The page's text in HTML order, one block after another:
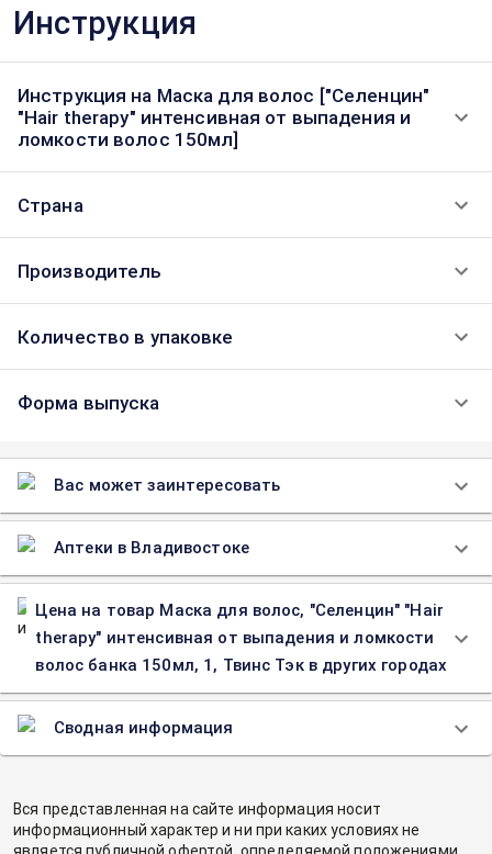
Инструкция
Инструкция на Маска для волос ["Селенцин"
"Hair therapy" интенсивная от выпадения и
ломкости волос 150мл]
Страна
Производитель
Количество в упаковке
Форма выпуска
Вас может заинтересовать
Аптеки в Владивостоке
Цена на товар Маска для волос, "Селенцин" "Hair
therapy" интенсивная от выпадения и ломкости
волос банка 150мл, 1, Твинс Тэк в других городах
Сводная информация
Вся представленная на сайте информация носит
информационный характер и ни при каких условиях не